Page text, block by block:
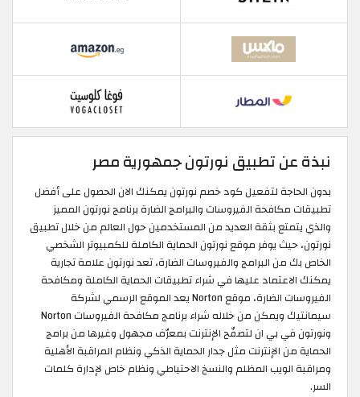
نبذة عن تطبيق نورتون جمهورية مصر
بدون الحاجة لتفعيل كود خصم نورتون يمكنك الان الحصول على أفضل
تطبيقات مكافحة الفيروسات والبرامج الضارة برنامج نورتون المميز
والذي يتمتع بثقة العديد من المستخدمين حول العالم من خلال تطبيق
نورتون، حيث يوفر موقع نورتون الحماية الكاملة للكمبيوتر الشخصي
الخاص بك من البرامج والفيروسات الضارة، تعد نورتون علامة تجارية
يمكنك الاعتماد عليها في شراء تطبيقات الحماية الكاملة ومكافحة
الفيروسات الضارة، موقع Norton يعد الموقع الرسمي لشركة
سيمانتيك ويمكن من خلاله شراء برنامج مكافحة الفيروسات Norton
ونورتون في بي ان لتصفّح الإنترنت بمعرّف مجهول وغيرها من برامج
الحماية من الإنترنت مثل جدار الحماية الذكي ونظام المراقبة الأهلية
ومراقبة الويب المظلم والنسخ الاحتياطي ونظام خاص لإدارة كلمات
السر.